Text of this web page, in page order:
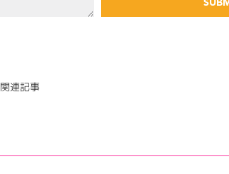
関連記事